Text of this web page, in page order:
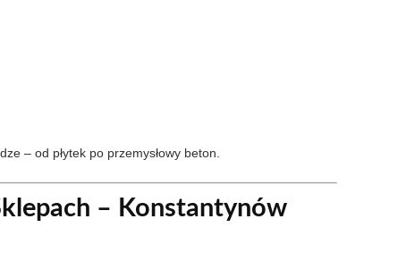
– od płytek po przemysłowy beton.
– Konstantynów